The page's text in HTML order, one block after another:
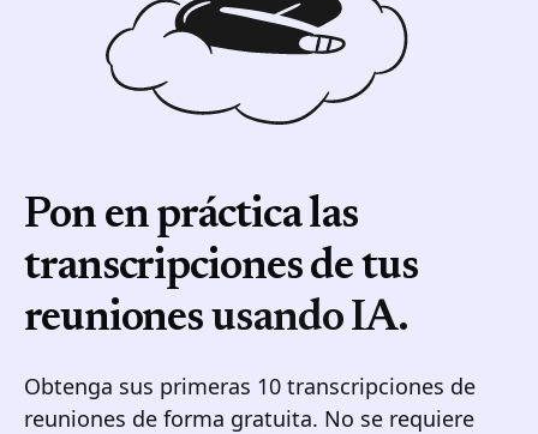
Pon en práctica las
transcripciones de tus
reunionesusando IA.
Obtenga sus primeras 10 transcripciones de
reuniones de forma gratuita. No se requiere